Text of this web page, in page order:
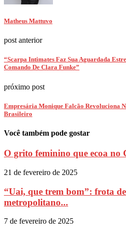
Matheus Mattuvo
post anterior
“Scarpa Intimates Faz Sua Aguardada
Comando De Clara Funke”
próximo post
Empresária Monique Falcão Revoluciona
Brasileiro
Você também pode gostar
O grito feminino que ecoa no
21 de fevereiro de 2025
“Uai, que trem bom”: frota
metropolitano...
7 de fevereiro de 2025